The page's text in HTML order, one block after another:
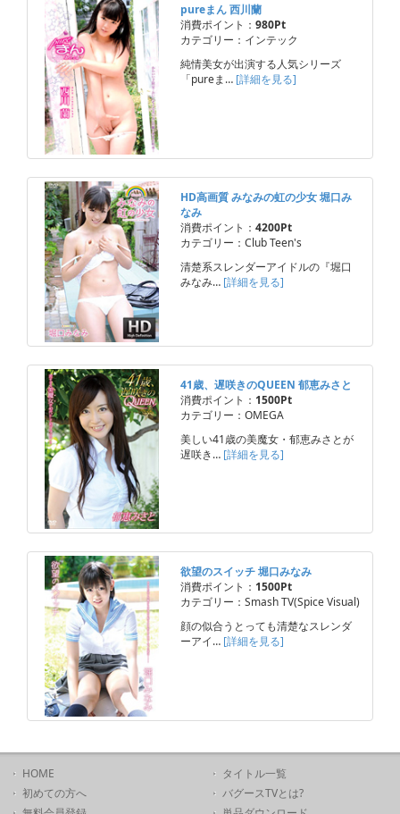
pureまん 西川蘭
消費ポイント： 980Pt
カテゴリー：インテック
純情美女が出演する人気シリーズ
「pureま… [詳細を見る]
HD高画質 みなみの虹の少女 堀口み
なみ
消費ポイント： 4200Pt
カテゴリー：Club Teen's
清楚系スレンダーアイドルの『堀口
みなみ… [詳細を見る]
41歳、遅咲きのQUEEN 郁恵みさと
消費ポイント： 1500Pt
カテゴリー：OMEGA
美しい41歳の美魔女・郁恵みさとが
遅咲き… [詳細を見る]
欲望のスイッチ 堀口みなみ
消費ポイント： 1500Pt
カテゴリー：Smash TV(Spice Visual)
顔の似合うとっても清楚なスレンダ
ーアイ… [詳細を見る]
HOME
初めての方へ
タイトル一覧
バグースTVとは?